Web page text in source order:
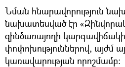
Նման հնարավորություն
նախատեսված էր
զինծառայողի
փոփոխություններով, այժմ
կառավարության որոշմամբ: